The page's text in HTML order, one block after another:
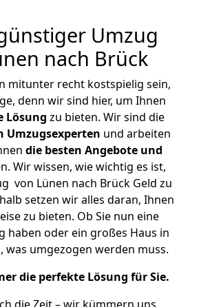
Umzug
nach Brück
mitunter recht kostspielig sein,
denn wir sind hier, um Ihnen
Lösung zu bieten. Wir sind die
Umzugsexperten und arbeiten
die besten Angebote und
Wir wissen, wie wichtig es ist,
von Lünen nach Brück Geld zu
setzen wir alles daran, Ihnen
zu bieten. Ob Sie nun eine
haben oder ein großes Haus in
was umgezogen werden muss.
die perfekte Lösung für Sie.